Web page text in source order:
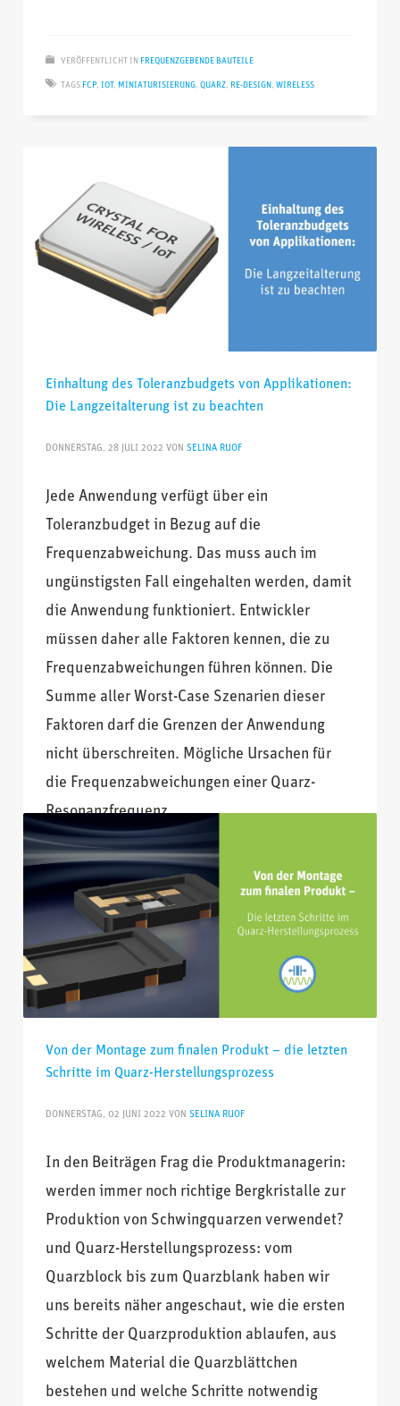
VERÖFFENTLICHT IN FREQUENZGEBENDE BAUTEILE
TAGS FCP,IOT, MINIATURISIERUNG,QUARZ, RE-DESIGN,WIRELESS
Einhaltung des Toleranzbudgets von Applikationen:
Die Langzeitalterung ist zu beachten
DONNERSTAG, 28 JULI 2022 VONSELINA RUOF
Jede Anwendung verfügt über ein
Toleranzbudget in Bezug auf die
Frequenzabweichung. Das muss auch im
ungünstigsten Fall eingehalten werden, damit
die Anwendung funktioniert. Entwickler
müssen daher alle Faktoren kennen, die zu
Frequenzabweichungen führen können. Die
Summe aller Worst-Case Szenarien dieser
Faktoren darf die Grenzen der Anwendung
nicht überschreiten. Mögliche Ursachen für
die Frequenzabweichungen einer Quarz-
Resonanzfrequenz
VERÖFFENTLICHT INFREQUENZGEBENDE BAUTEILE
TAGS ALTERUNG ,FCP,FREQUENZ,FREQUENZABWEICHUNG
LANGZEITALTERUNG,QUARZ,
Von der Montage zum finalen Produkt – die letzten
Schritte im Quarz-Herstellungsprozess
DONNERSTAG, 02 JUNI 2022 VONSELINA RUOF
In den Beiträgen Frag die Produktmanagerin:
werden immer noch richtige Bergkristalle zur
Produktion von Schwingquarzen verwendet?
und Quarz-Herstellungsprozess: vom
Quarzblock bis zum Quarzblank haben wir
uns bereits näher angeschaut, wie die ersten
Schritte der Quarzproduktion ablaufen, aus
welchem Material die Quarzblättchen
bestehen und welche Schritte notwendig